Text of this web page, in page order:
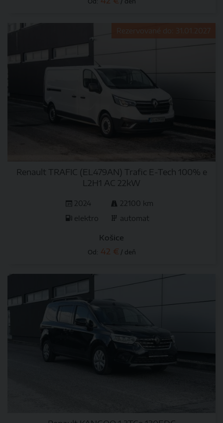
Rezervované do: 31.01.2027
Renault TRAFIC (EL479AN) Trafic E-Tech 100% e
L2H1 AC 22kW
2024
22100 km
elektro
automat
Košice
Od: 42 € / deň